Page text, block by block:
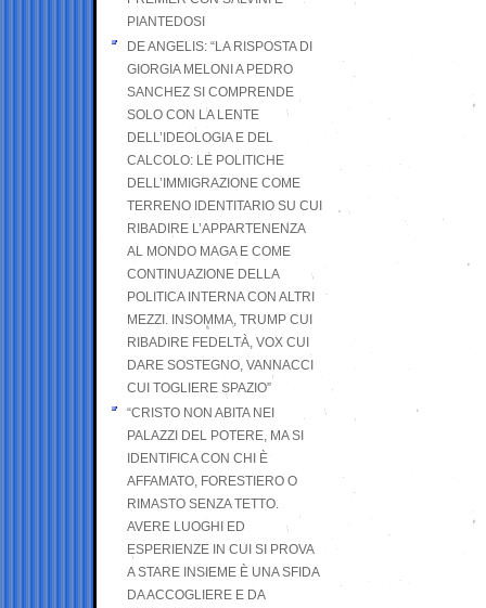
PIANTEDOSI
DE ANGELIS: “LA RISPOSTA DI
GIORGIA MELONI A PEDRO
SANCHEZ SI COMPRENDE
SOLO CON LA LENTE
DELL’IDEOLOGIA E DEL
CALCOLO: LE POLITICHE
DELL’IMMIGRAZIONE COME
TERRENO IDENTITARIO SU CUI
RIBADIRE L’APPARTENENZA
AL MONDO MAGA E COME
CONTINUAZIONE DELLA
POLITICA INTERNA CON ALTRI
MEZZI. INSOMMA, TRUMP CUI
RIBADIRE FEDELTÀ, VOX CUI
DARE SOSTEGNO, VANNACCI
CUI TOGLIERE SPAZIO”
“CRISTO NON ABITA NEI
PALAZZI DEL POTERE, MA SI
IDENTIFICA CON CHI È
AFFAMATO, FORESTIERO O
RIMASTO SENZA TETTO.
AVERE LUOGHI ED
ESPERIENZE IN CUI SI PROVA
A STARE INSIEME È UNA SFIDA
DA ACCOGLIERE E DA